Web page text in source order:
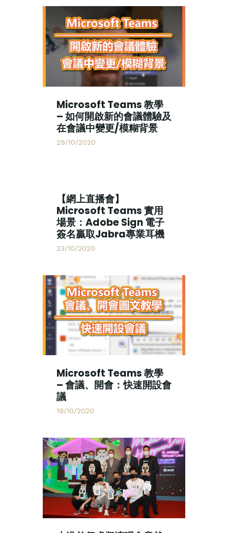
Microsoft Teams 教學
– 如何開啟新的會議體驗及
在會議中變更/模糊背景
29/10/2020
【網上直播會】
Microsoft Teams 實用
場景：Adobe Sign 電子
簽名贏取Jabra專業耳機
23/10/2020
Microsoft Teams 教學
– 會議、開會：快速開設會
議
19/10/2020